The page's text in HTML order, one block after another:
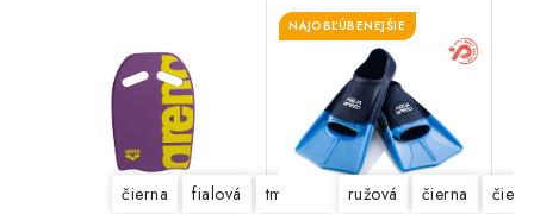
čierna fialová tmavozelená
NAJOBĽÚBENEJŠIE
ružová čierna